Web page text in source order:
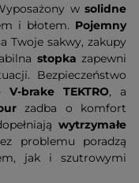
wsolidne
i błotem. Pojemny
Twoje sakwy, zakupy
stopka zapewni
Bezpieczeństwo
brake TEKTRO, a
zadba o komfort
wytrzymałe
problemu poradzą
jak i szutrowymi